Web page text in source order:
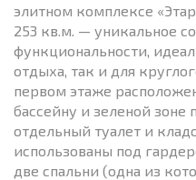
элитном комплексе
253 кв.м. — уникальное
функциональности,
отдыха, так и для
первом этаже
бассейну и зеленой зоне
отдельный туалет и
использованы под
две спальни (одна из